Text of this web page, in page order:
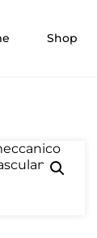
Shop